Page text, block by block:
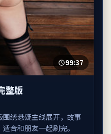
99:37
整版
绕悬疑主线展开，故事
合和朋友一起刷完。